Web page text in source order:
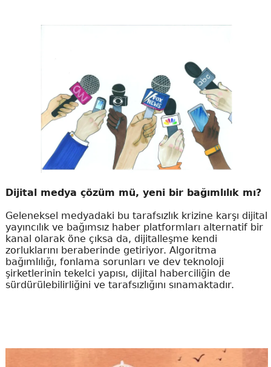
Dijital medya çözüm mü, yeni bir bağımlılık mı?
Geleneksel medyadaki bu tarafsızlık krizine karşı dijital
yayıncılık ve bağımsız haber platformları alternatif bir
kanal olarak öne çıksa da, dijitalleşme kendi
zorluklarını beraberinde getiriyor. Algoritma
bağımlılığı, fonlama sorunları ve dev teknoloji
şirketlerinin tekelci yapısı, dijital haberciliğin de
sürdürülebilirliğini ve tarafsızlığını sınamaktadır.